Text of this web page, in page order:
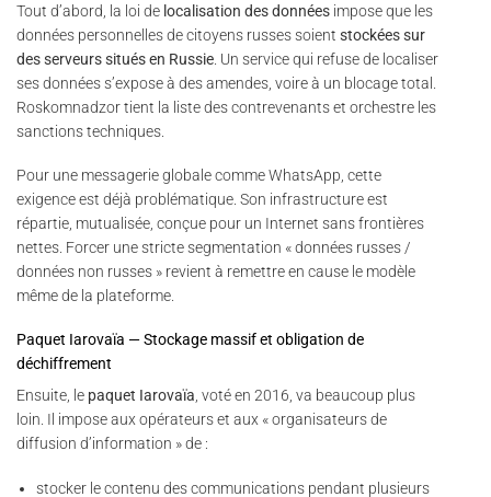
Tout d’abord, la loi de localisation des données impose que les
données personnelles de citoyens russes soient stockées sur
des serveurs situés en Russie . Un service qui refuse de localiser
ses données s’expose à des amendes, voire à un blocage total.
Roskomnadzor tient la liste des contrevenants et orchestre les
sanctions techniques.
Pour une messagerie globale comme WhatsApp, cette
exigence est déjà problématique. Son infrastructure est
répartie, mutualisée, conçue pour un Internet sans frontières
nettes. Forcer une stricte segmentation « données russes /
données non russes » revient à remettre en cause le modèle
même de la plateforme.
Paquet Iarovaïa — Stockage massif et obligation de
déchiffrement
Ensuite, le paquet Iarovaïa, voté en 2016, va beaucoup plus
loin. Il impose aux opérateurs et aux « organisateurs de
diffusion d’information » de :
stocker le contenu des communications pendant plusieurs